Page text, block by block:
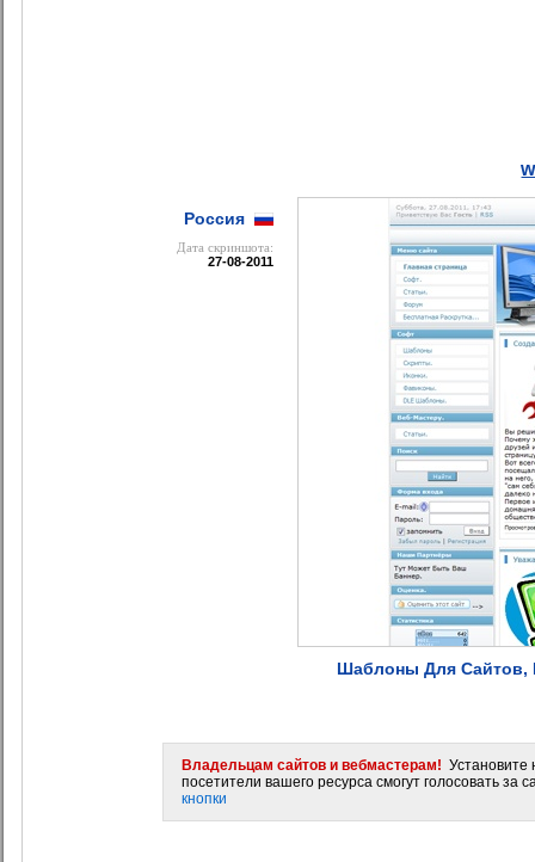
Россия
Дата cкриншота:
27-08-2011
Шаблоны Для Сайтов,
Владельцам сайтов и вебмастерам! Установите
посетители вашего ресурса смогут голосовать за
кнопки